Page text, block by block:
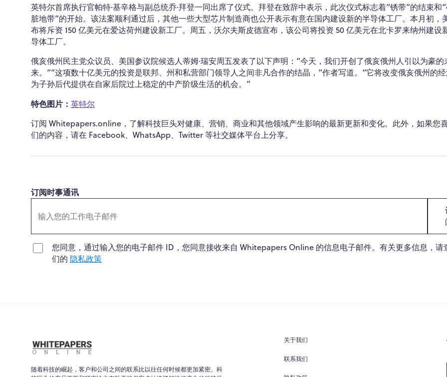
英特尔首席执行官帕特·基辛格与副总统乔·拜登一同出席了仪式。拜登在致辞中表示，此次仪式标志着“锈带”的结束和
脏地带”的开始。该法案顺利通过后，其他一些大型芯片制造商也公开表示有意在国内建设新的半导体工厂。本月初，
布将斥资 150 亿美元在爱达荷州建设新工厂。周五，沃尔夫斯皮德宣布，该公司将投资 50 亿美元在北卡罗来纳州建设
导体工厂。
俄亥俄州民主党众议员、美国参议院候选人蒂姆·瑞安周五发表了以下声明：“今天，我们开创了俄亥俄州人引以为豪的
来。”“这项数十亿美元的投资是联邦、州和私营部门领导人之间非凡合作的结晶，”作者写道。“它将改变俄亥俄州的
为子孙后代提供在自家后院过上稳定的中产阶级生活的机会。”
特色图片： 英特尔
订阅 Whitepapers.online，了解科技巨头对健康、营销、商业和其他领域产生影响的最新更新和变化。此外，如果您
们的内容，请在 Facebook、WhatsApp、Twitter 等社交媒体平台上分享。
订阅时事通讯
您同意，通过输入您的电子邮件 ID，您同意接收来自 Whitepapers Online 的信息电子邮件。有关更多信息，请
们的 隐私政策
随着科技的崛起，客户和公司之间的联系比以往任何时候都更加紧密。科
关于我们
联系我们